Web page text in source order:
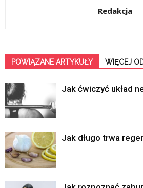
Redakcja
POWIĄZANE ARTYKUŁY WIĘCEJ
Jak ćwiczyć układ
Jak długo trwa